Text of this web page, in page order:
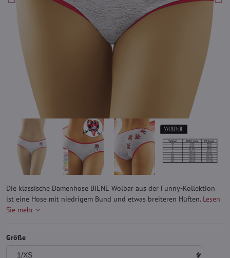
Die klassische Damenhose BIENE Wolbar aus der Funny-Kollektion
ist eine Hose mit niedrigem Bund und etwas breiteren Hüften. Lesen
Sie mehr
Größe